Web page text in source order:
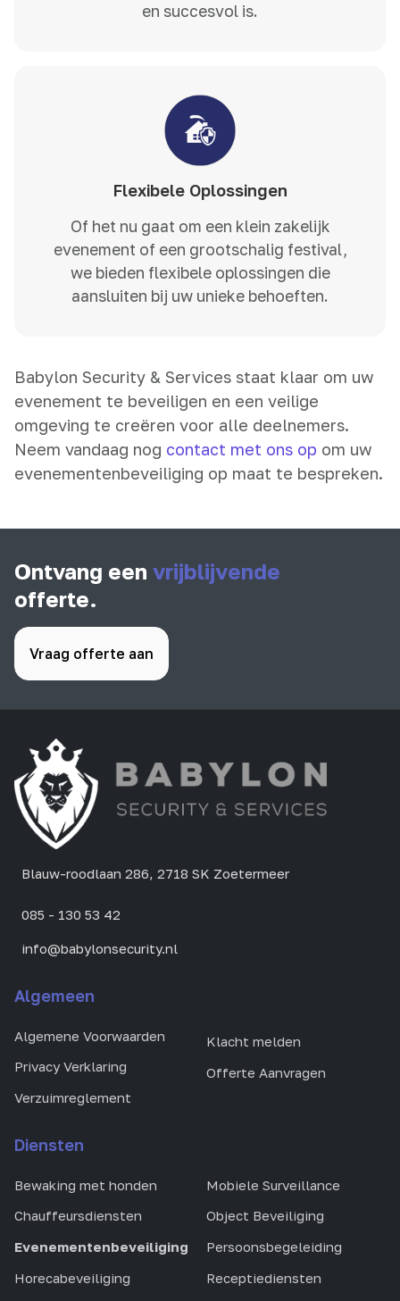
en succesvol is.
Flexibele Oplossingen
Of het nu gaat om een klein zakelijk
evenement of een grootschalig festival,
we bieden flexibele oplossingen die
aansluiten bij uw unieke behoeften.
Babylon Security & Services staat klaar om uw
evenement te beveiligen en een veilige
omgeving te creëren voor alle deelnemers.
Neem vandaag nog contact met ons op om uw
evenementenbeveiliging op maat te bespreken.
Ontvang een vrijblijvende
offerte.
Vraag offerte aan
Blauw-roodlaan 286, 2718 SK Zoetermeer
085 - 130 53 42
info@babylonsecurity.nl
Algemeen
Algemene Voorwaarden
Privacy Verklaring
Verzuimreglement
Klacht melden
Offerte Aanvragen
Diensten
Bewaking met honden
Chauffeursdiensten
Evenementenbeveiliging
Horecabeveiliging
Mobiele Surveillance
Object Beveiliging
Persoonsbegeleiding
Receptiediensten